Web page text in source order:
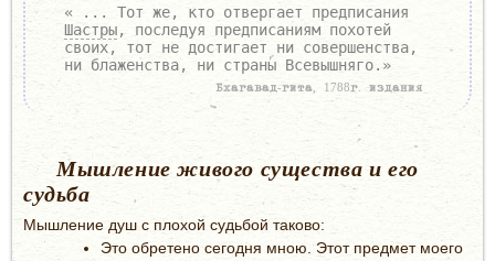
« ... Тот же, кто отвергает предписания
Шастры, последуя предписаниям похотей
своих, тот не достигает ни совершенства,
ни блаженства, ни страны Всевышняго.»
Бхагавад-гита, 1788г. издания
Мышление живого существа и его
судьба
Мышление душ с плохой судьбой таково:
Это обретено сегодня мною. Этот предмет моего